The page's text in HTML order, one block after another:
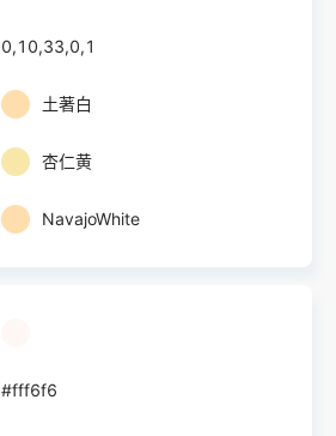
0,10,33,0,1
土著白
杏仁黄
NavajoWhite
#fff6f6